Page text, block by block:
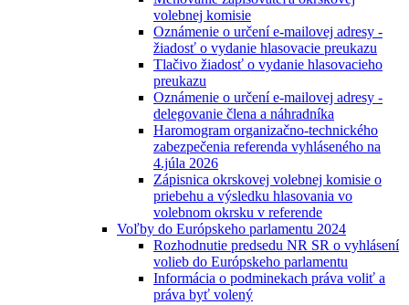
volebnej komisie
Oznámenie o určení e-mailovej adresy -
žiadosť o vydanie hlasovacie preukazu
Tlačivo žiadosť o vydanie hlasovacieho
preukazu
Oznámenie o určení e-mailovej adresy -
delegovanie člena a náhradníka
Haromogram organizačno-technického
zabezpečenia referenda vyhláseného na
4.júla 2026
Zápisnica okrskovej volebnej komisie o
priebehu a výsledku hlasovania vo
volebnom okrsku v referende
Voľby do Európskeho parlamentu 2024
Rozhodnutie predsedu NR SR o vyhlásení
volieb do Európskeho parlamentu
Informácia o podminekach práva voliť a
práva byť volený